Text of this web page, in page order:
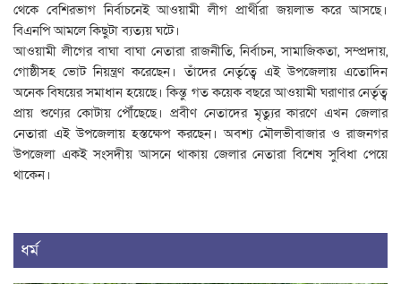
থেকে বেশিরভাগ নির্বাচনেই আওয়ামী লীগ প্রার্থীরা জয়লাভ করে আসছে।
বিএনপি আমলে কিছুটা ব্যত্যয় ঘটে।
আওয়ামী লীগের বাঘা বাঘা নেতারা রাজনীতি, নির্বাচন, সামাজিকতা, সম্প্রদায়,
গোষ্ঠীসহ ভোট নিয়ন্ত্রণ করেছেন। তাঁদের নের্তৃত্বে এই উপজেলায় এতোদিন
অনেক বিষয়ের সমাধান হয়েছে। কিন্তু গত কয়েক বছরে আওয়ামী ঘরাণার নের্তৃত্ব
প্রায় শুণ্যের কোটায় পৌঁছেছে। প্রবীণ নেতাদের মৃত্যুর কারণে এখন জেলার
নেতারা এই উপজেলায় হস্তক্ষেপ করছেন। অবশ্য মৌলভীবাজার ও রাজনগর
উপজেলা একই সংসদীয় আসনে থাকায় জেলার নেতারা বিশেষ সুবিধা পেয়ে
থাকেন।
ধর্ম